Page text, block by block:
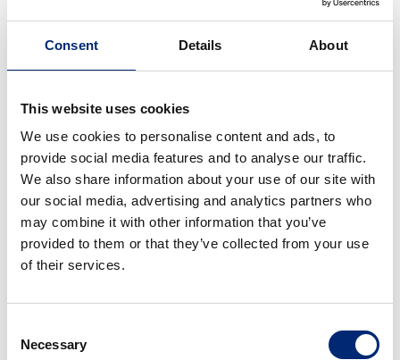
Consent Details About
This website uses cookies
We use cookies to personalise content and ads, to
provide social media features and to analyse our traffic.
We also share information about your use of our site with
our social media, advertising and analytics partners who
may combine it with other information that you’ve
provided to them or that they’ve collected from your use
of their services.
Selection
Necessary
navigateur passe de "http://" to "https://" et à l’icône de
cadenas dans la barre de votre navigateur.
Si le cryptage SSL / TLS est activé, les données que vous
nous fournissez ne peuvent pas être lues par des tiers.
Informations, blocage, suppression
stockées, de l’origine de leur enregistrement et de leur